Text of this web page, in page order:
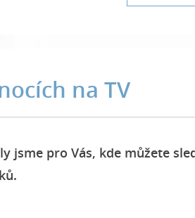
na TV
jsme pro Vás, kde můžete